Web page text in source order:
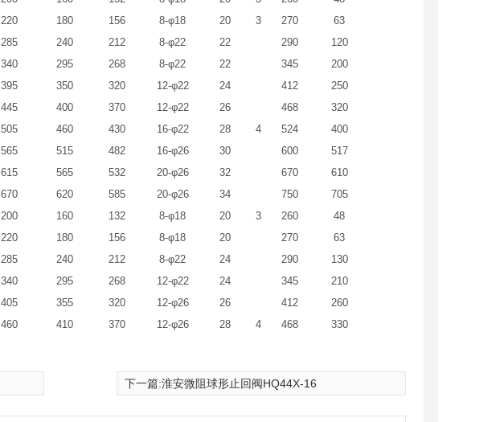
220 180 156 8-φ18 20 3 270
63
285 240 212 8-φ22 22 290
120
340 295 268 8-φ22 22 345
200
395 350 320 12-φ22 24 412
250
445 400 370 12-φ22 26 468
320
505 460 430 16-φ22 28 4 524
400
565 515 482 16-φ26 30 600
517
615 565 532 20-φ26 32 670
610
670 620 585 20-φ26 34 750 705
200 160 132 8-φ18 20 3 260
48
220 180 156 8-φ18 20 270
63
285 240 212 8-φ22 24 290
130
340 295 268 12-φ22 24 345
210
405 355 320 12-φ26 26 412
260
460 410 370 12-φ26 28 4 468 330
下一篇:淮安微阻球形止回阀HQ44X-16